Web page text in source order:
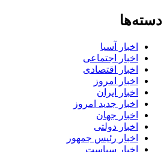
دسته‌ها
اخبار آسیا
اخبار اجتماعی
اخبار اقتصادی
اخبار امروز
اخبار ایران
اخبار جدید امروز
اخبار جهان
اخبار دولتی
اخبار رئیس جمهور
اخبار سیاست